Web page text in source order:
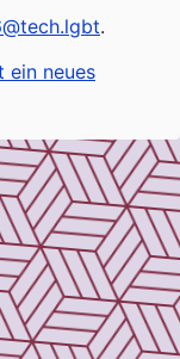
.
ein neues